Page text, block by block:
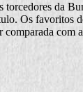
da
Os